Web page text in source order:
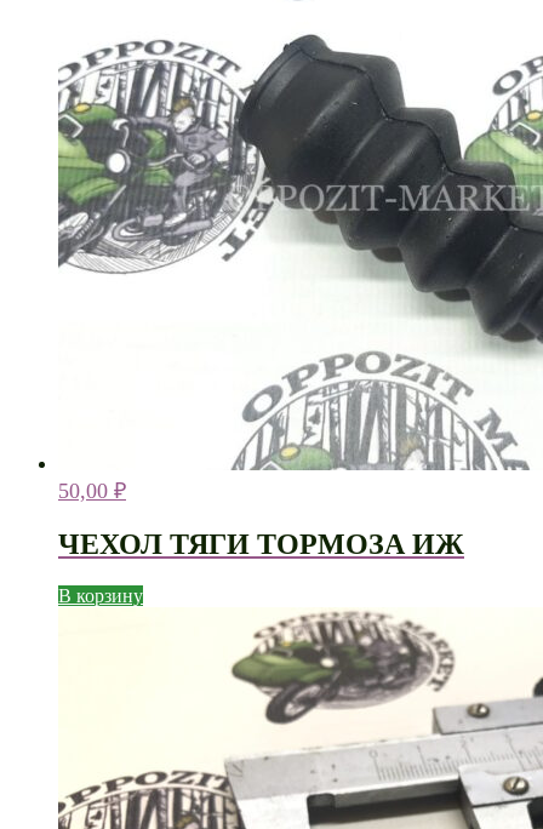
50,00 ₽
ЧЕХОЛ ТЯГИ ТОРМОЗА ИЖ
В корзину